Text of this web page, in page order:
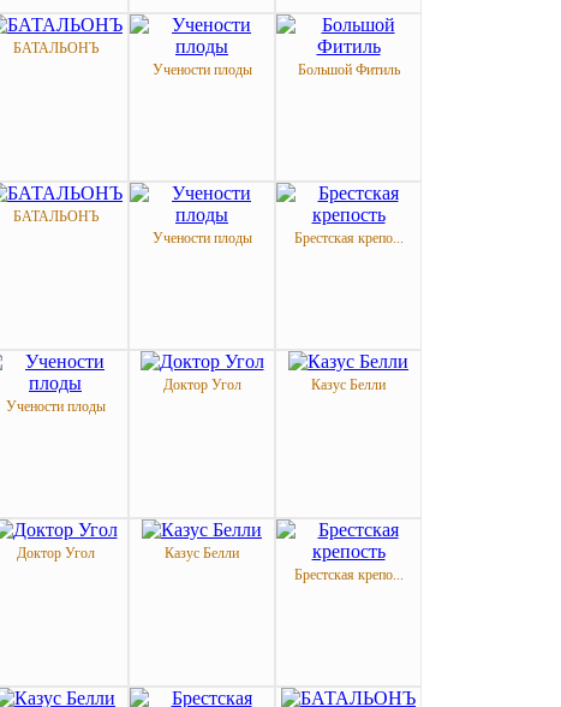
БАТАЛЬОНЪ
Учености плоды
Большой Фитиль
БАТАЛЬОНЪ
Учености плоды
Брестская крепо...
Учености плоды
Доктор Угол Казус Белли
Доктор Угол
Казус Белли
Брестская крепо...